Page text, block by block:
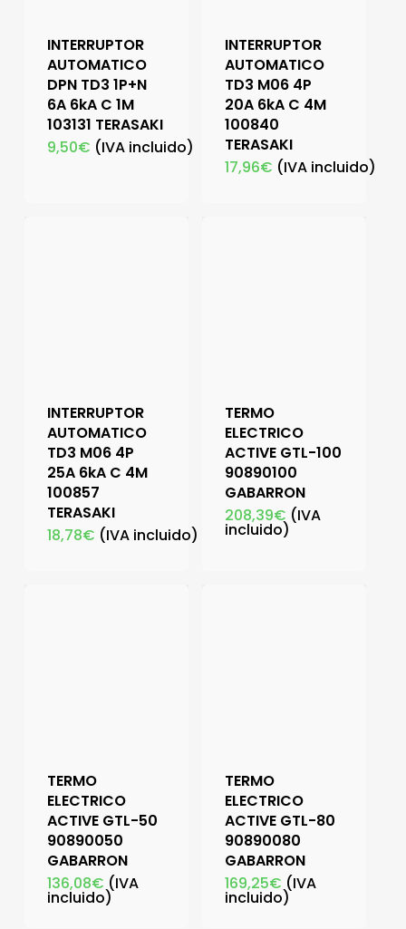
INTERRUPTOR
AUTOMATICO
DPN TD3 1P+N
6A 6kA C 1M
103131 TERASAKI
9,50€ (IVA incluido)
INTERRUPTOR
AUTOMATICO
TD3 M06 4P
20A 6kA C 4M
100840
TERASAKI
17,96€ (IVA incluido)
INTERRUPTOR
AUTOMATICO
TD3 M06 4P
25A 6kA C 4M
100857
TERASAKI
18,78€ (IVA incluido)
TERMO
ELECTRICO
ACTIVE GTL-100
90890100
GABARRON
208,39€ (IVA
incluido)
TERMO
ELECTRICO
ACTIVE GTL-50
90890050
GABARRON
136,08€ (IVA
incluido)
TERMO
ELECTRICO
ACTIVE GTL-80
90890080
GABARRON
169,25€ (IVA
incluido)